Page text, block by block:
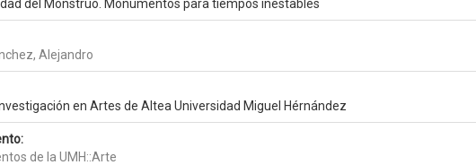
del Monstruo. Monumentos para tiempos inestables
Alejandro
en Artes de Altea Universidad Miguel Hérnández
de la UMH::Arte